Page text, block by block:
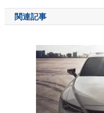
ナ
ビ
関連記事